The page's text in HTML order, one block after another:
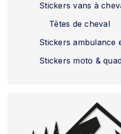
Stickers vans à
Têtes de cheval
Stickers ambulance
Stickers moto &